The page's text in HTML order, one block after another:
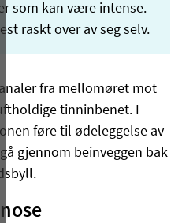
som kan være intense.
raskt over av seg selv.
fra mellomøret mot
tinninbenet. I
føre til ødeleggelse av
gjennom beinveggen bak